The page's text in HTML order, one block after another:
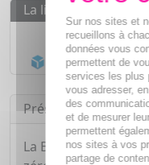
La livraison
Livraison
Présentation
La BB Crème au
Sur nos sites et
recueillons à
données vous
permettent de
services les plus
vous adresser,
des
et de mesurer
permettent
nos sites à vos
partage de